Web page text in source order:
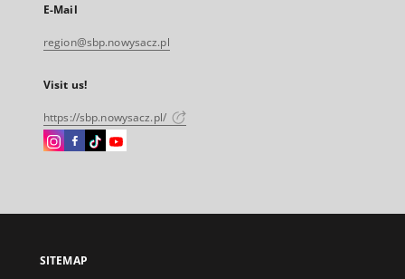
E-Mail
region@sbp.nowysacz.pl
Visit us!
https://sbp.nowysacz.pl/
Instagram
open
new
Facebook
open
new
Instagram
open
new
Instagram
open
SITEMAP